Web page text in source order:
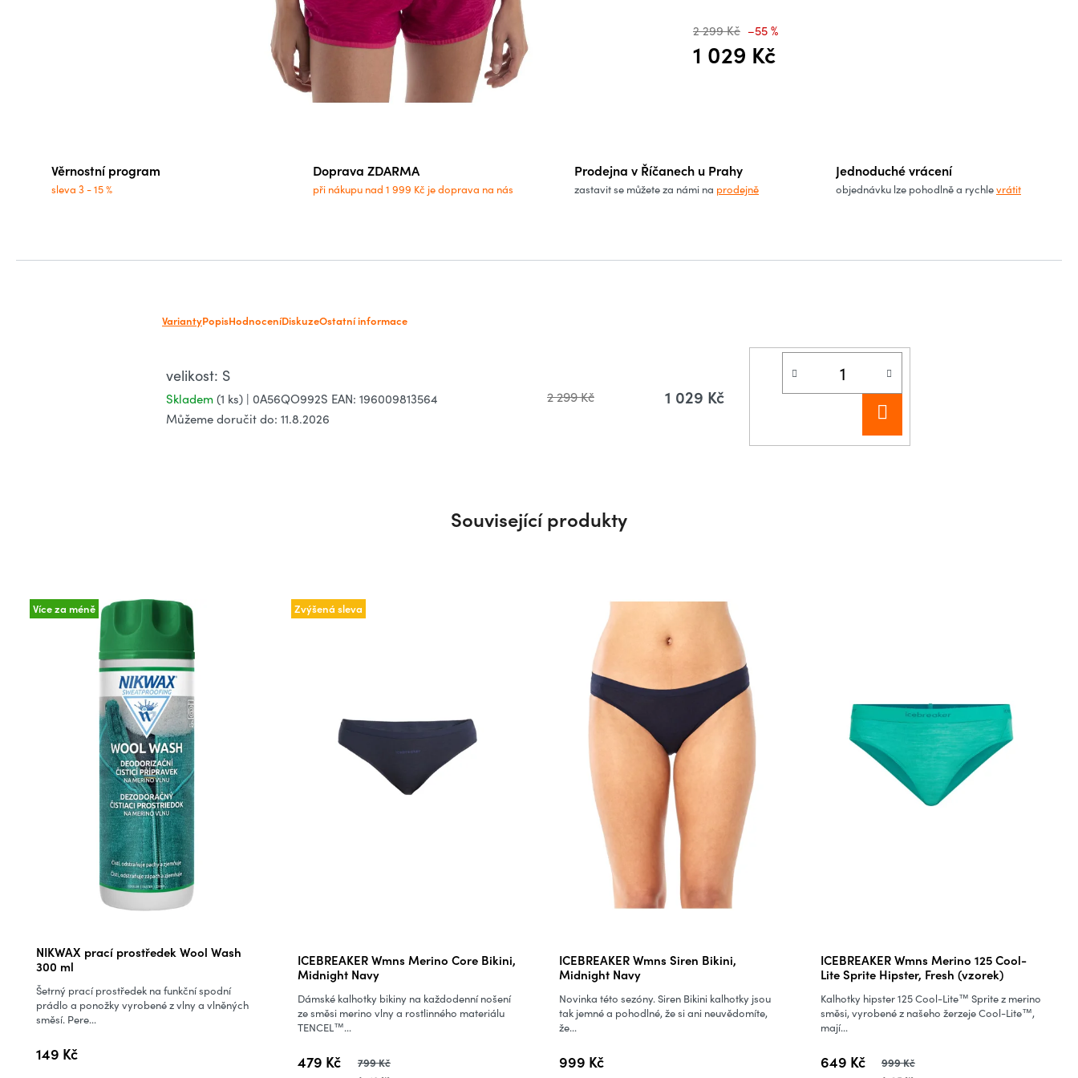
2 299 Kč –55 %
1 029 Kč
Věrnostní program
sleva 3 - 15 %
Doprava ZDARMA
při nákupu nad 1 999 Kč je doprava na nás
Prodejna v Říčanech u Prahy
zastavit se můžete za námi na prodejně
Jednoduché vrácení
objednávku lze pohodlně a rychlevrátit
VariantyPopisHodnoceníDiskuzeOstatní informace
velikost: S
Skladem (1 ks) | 0A56QO992S EAN: 196009813564
Můžeme doručit do: 11.8.2026
2 299 Kč 1 029 Kč
DO
KOŠÍKU
Související produkty
Více za méně
NIKWAX prací prostředek Wool Wash
300 ml
hodnocení
produktu
je
5,0
5
149 Kč
Šetrný prací prostředek na funkční spodní
prádlo a ponožky vyrobené z vlny a vlněných
směsí. Pere...
Zvýšená sleva
ICEBREAKER Wmns Merino Core Bikini,
Midnight Navy
479 Kč 799 Kč
Dámské kalhotky bikiny na každodenní nošení
ze směsi merino vlny a rostlinného materiálu
TENCEL™...
ICEBREAKER Wmns Siren Bikini,
Midnight Navy
999 Kč
Novinka této sezóny. Siren Bikini kalhotky jsou
tak jemné a pohodlné, že si ani neuvědomíte,
že...
ICEBREAKER Wmns Merino 125 Cool-
Lite Sprite Hipster, Fresh (vzorek)
649 Kč 999 Kč
Kalhotky hipster 125 Cool-Lite™ Sprite z merino
směsi, vyrobené z našeho žerzeje Cool-Lite™,
mají...